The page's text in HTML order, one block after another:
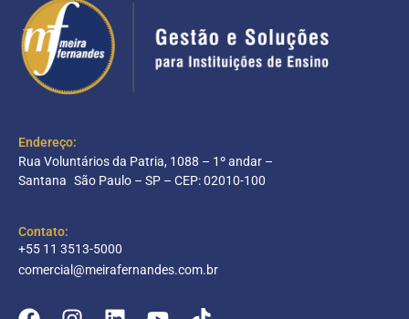
Endereço:
Rua Voluntários da Patria, 1088 – 1º andar –
Santana São Paulo – SP – CEP: 02010-100
Contato:
+55 11 3513-5000
comercial@meirafernandes.com.br